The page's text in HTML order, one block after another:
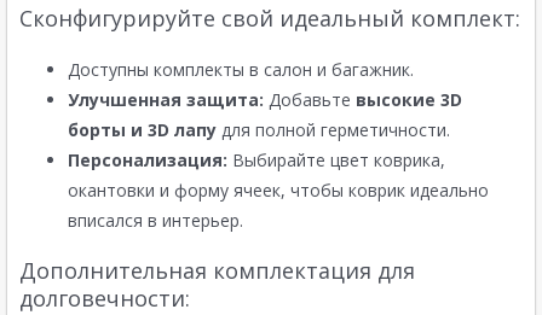
Сконфигурируйте свой идеальный комплект:
Доступны комплекты в салон и багажник.
Улучшенная защита: Добавьте высокие 3D
борты и 3D лапу для полной герметичности.
Персонализация: Выбирайте цвет коврика,
окантовки и форму ячеек, чтобы коврик идеально
вписался в интерьер.
Дополнительная комплектация для
долговечности: